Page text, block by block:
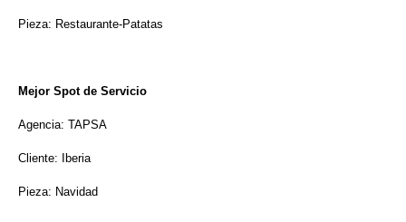
Pieza: Restaurante-Patatas
Mejor Spot de Servicio
Agencia: TAPSA
Cliente: Iberia
Pieza: Navidad